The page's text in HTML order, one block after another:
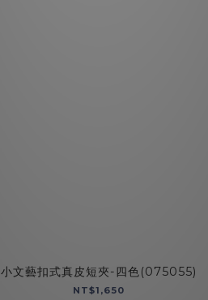
小文藝扣式真皮短夾-四色(075055)
NT$1,650